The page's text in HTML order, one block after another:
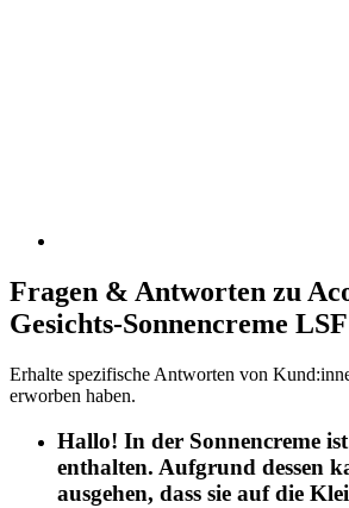
Fragen & Antworten zu
Gesichts-Sonnencreme
Erhalte spezifische Antworten von
erworben haben.
Hallo! In der Sonnencreme
enthalten. Aufgrund dessen
ausgehen, dass sie auf die